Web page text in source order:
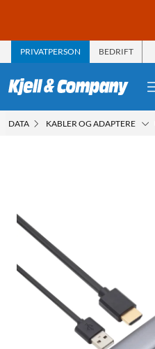
PRIVATPERSON BEDRIFT
DATA KABLER OG ADAPTERE